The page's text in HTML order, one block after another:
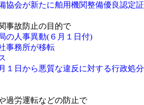
協会が新たに舶用機関整備優良認定証
事故防止の目的で
の人事異動(６月１日付)
事務所が移転
１日から悪質な違反に対する行政処分
過労運転などの防止で